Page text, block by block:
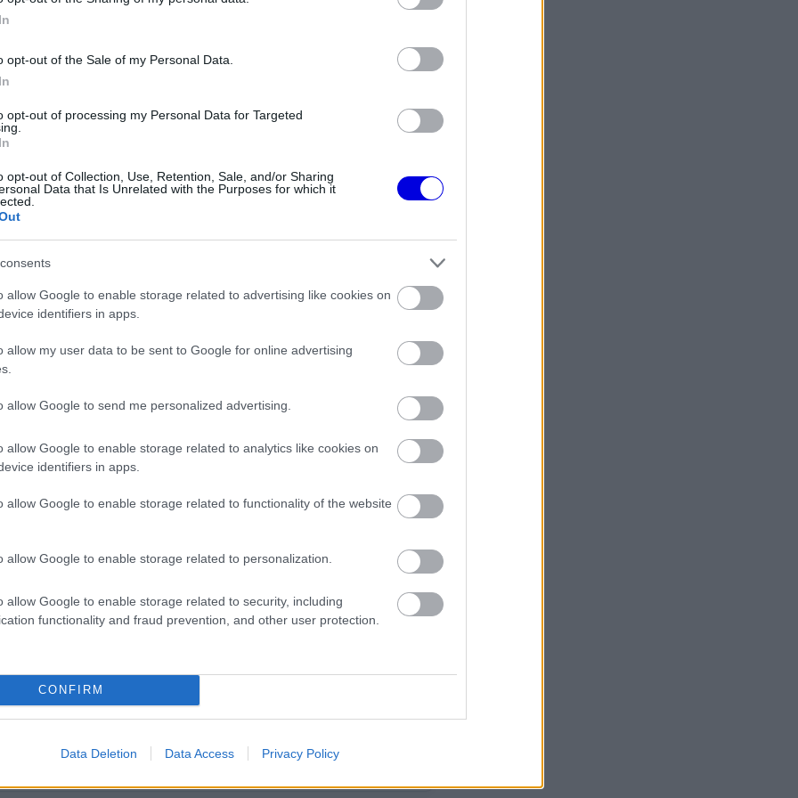
opt-out of the Sale of my Personal Data.
opt-out of processing my Personal Data for Targeted
opt-out of Collection, Use, Retention, Sale, and/or Sharing
Data that Is Unrelated with the Purposes for which it
allow Google to enable storage related to advertising like cookies on
identifiers in apps.
allow my user data to be sent to Google for online advertising
allow Google to send me personalized advertising.
allow Google to enable storage related to analytics like cookies on
identifiers in apps.
allow Google to enable storage related to functionality of the website
allow Google to enable storage related to personalization.
allow Google to enable storage related to security, including
functionality and fraud prevention, and other user protection.
CONFIRM
Data Deletion Data Access Privacy Policy
kapott a Red Bulltól, ám cserébe szigorú hallgatást kellett fogadnia a
1 N
hallgat a Red Bull legendás szakembere
ki Helmut Marko távozásáról és a háttérben megkötött hallgatási
kapott a Red Bulltól Max Verstappen
elárulta, elhagyja-e a Forma-1-et
távozásával kapcsolatos pletykákat, és reagált Fernando Alonso gondolataira
1 N
Red Bull működése, a bürokratikus vállalati struktúra pedig egyre nagyobb
a szabályok határán autózva nehezíti a bírók
holland pilóta folyamatosan feladja a leckét az FIA versenybíróinak.